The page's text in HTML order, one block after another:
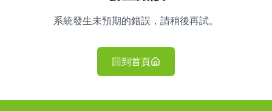
系統發生未預期的錯誤，請稍後再試。
回到首頁